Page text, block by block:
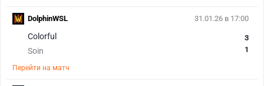
31.01.26 в 17:00
Colorful
Soin
3
1
Перейти на матч
DolphinWSL